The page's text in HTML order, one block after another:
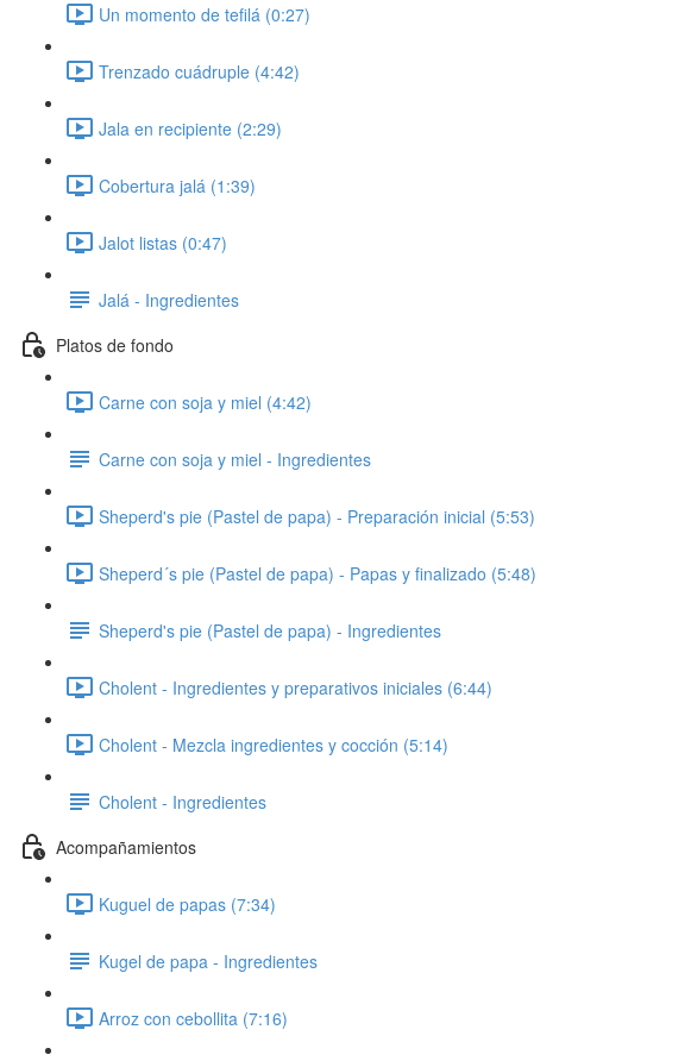
Un momento de tefilá (0:27)
Trenzado cuádruple (4:42)
Jala en recipiente (2:29)
Cobertura jalá (1:39)
Jalot listas (0:47)
Jalá - Ingredientes
Platos de fondo
Carne con soja y miel (4:42)
Carne con soja y miel - Ingredientes
Sheperd's pie (Pastel de papa) - Preparación inicial (5:53)
Sheperd´s pie (Pastel de papa) - Papas y finalizado (5:48)
Sheperd's pie (Pastel de papa) - Ingredientes
Cholent - Ingredientes y preparativos iniciales (6:44)
Cholent - Mezcla ingredientes y cocción (5:14)
Cholent - Ingredientes
Acompañamientos
Kuguel de papas (7:34)
Kugel de papa - Ingredientes
Arroz con cebollita (7:16)